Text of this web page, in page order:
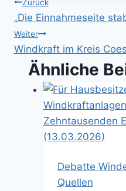
Zurück
„Die Einnahmeseite
Weiter
Windkraft im Kreis
Ähnliche
Debatte
Quellen